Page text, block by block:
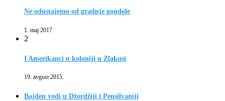
Ne odustajemo od gradnje gondole
1. maj 2017.
2
I Amerikanci u koloniji u Zlakusi
19. avgust 2015.
Bajden vodi u Džordžiji i Pensilvaniji